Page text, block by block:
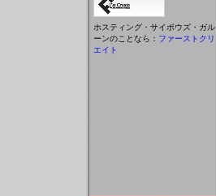
ホスティング・サイボウズ・ガル
ーンのことなら： ファーストクリ
エイト